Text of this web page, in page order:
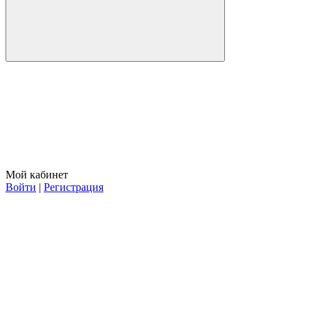
Мой кабинет
Войти | Регистрация